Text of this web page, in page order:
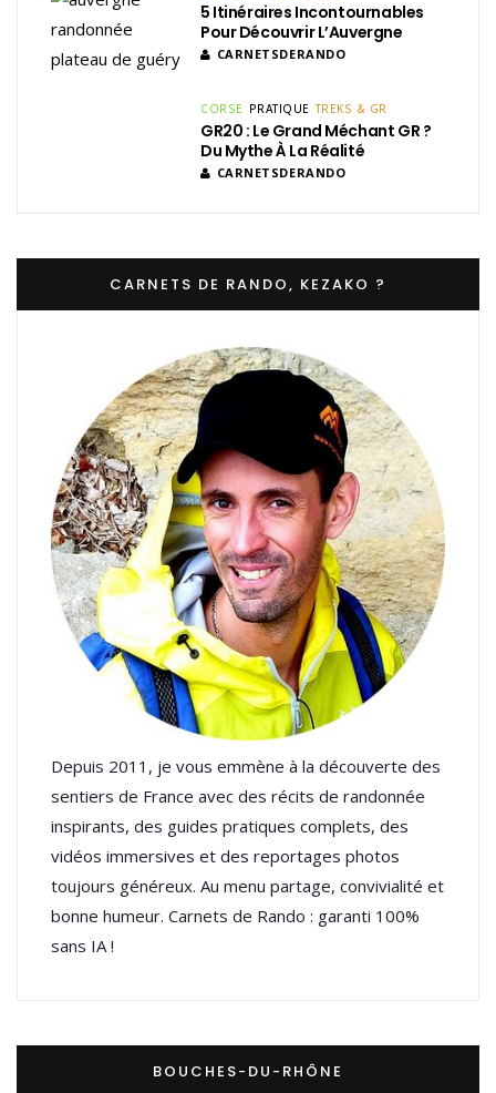
5 Itinéraires Incontournables
Pour Découvrir L’Auvergne
CARNETSDERANDO
CORSE PRATIQUE TREKS & GR
GR20 : Le Grand Méchant GR ?
Du Mythe À La Réalité
CARNETSDERANDO
CARNETS DE RANDO, KEZAKO ?
Depuis 2011, je vous emmène à la découverte des
sentiers de France avec des récits de randonnée
inspirants, des guides pratiques complets, des
vidéos immersives et des reportages photos
toujours généreux. Au menu partage, convivialité et
bonne humeur. Carnets de Rando : garanti 100%
sans IA !
BOUCHES-DU-RHÔNE